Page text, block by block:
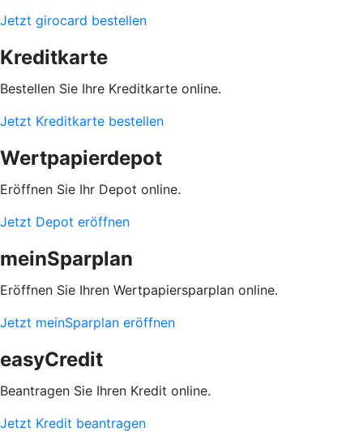
Jetzt girocard bestellen
Kreditkarte
Bestellen Sie Ihre Kreditkarte online.
Jetzt Kreditkarte bestellen
Wertpapierdepot
Eröffnen Sie Ihr Depot online.
Jetzt Depot eröffnen
meinSparplan
Eröffnen Sie Ihren Wertpapiersparplan online.
Jetzt meinSparplan eröffnen
easyCredit
Beantragen Sie Ihren Kredit online.
Jetzt Kredit beantragen